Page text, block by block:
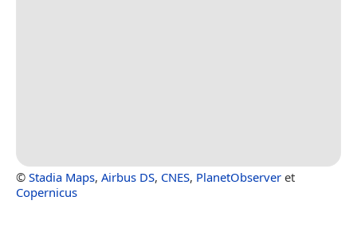
© Stadia Maps, Airbus DS, CNES, PlanetObserver et
Copernicus